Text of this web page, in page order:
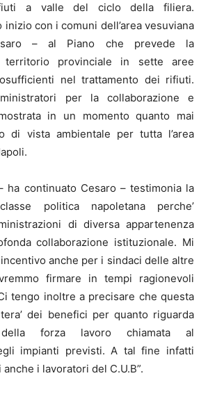
a valle del ciclo della filiera.
inizio con i comuni dell’area vesuviana
– al Piano che prevede la
territorio provinciale in sette aree
nel trattamento dei rifiuti.
per la collaborazione e
in un momento quanto mai
di vista ambientale per tutta l’area
.
ha continuato Cesaro – testimonia la
politica napoletana perche’
di diversa appartenenza
collaborazione istituzionale. Mi
anche per i sindaci delle altre
firmare in tempi ragionevoli
tengo inoltre a precisare che questa
dei benefici per quanto riguarda
della forza lavoro chiamata al
impianti previsti. A tal fine infatti
i lavoratori del C.U.B”.